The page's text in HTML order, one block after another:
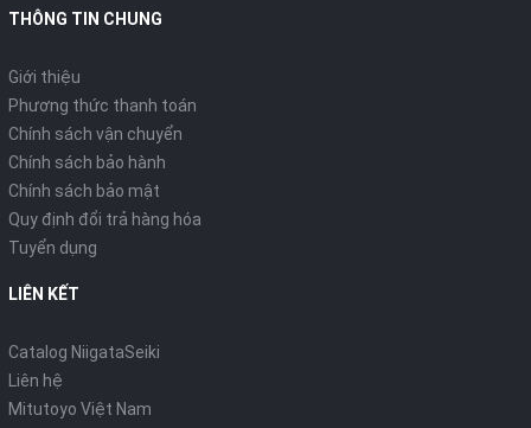
THÔNG TIN CHUNG
Giới thiệu
Phương thức thanh toán
Chính sách vận chuyển
Chính sách bảo hành
Chính sách bảo mật
Quy định đổi trả hàng hóa
Tuyển dụng
LIÊN KẾT
Catalog NiigataSeiki
Liên hệ
Mitutoyo Việt Nam